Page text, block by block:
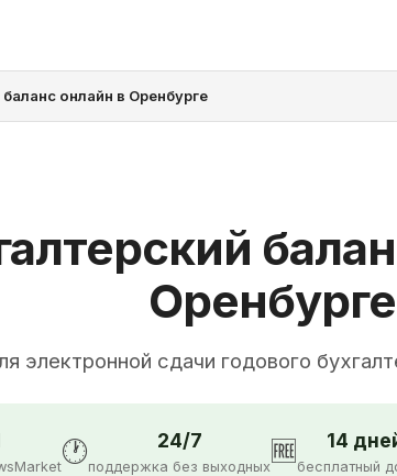
онлайн в Оренбурге
Оренбурге
электронной сдачи годового
🕐 24/7
поддержка без выходных 🆓 14
бесплатный